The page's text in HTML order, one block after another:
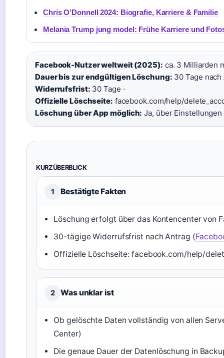
Chris O’Donnell 2024: Biografie, Karriere & Familie
Melania Trump jung model: Frühe Karriere und
Facebook-Nutzer weltweit (2025): ca. 3 Milliarden
Dauer bis zur endgültigen Löschung: 30 Tage nach
Widerrufsfrist: 30 Tage ·
Offizielle Löschseite: facebook.com/help/
Löschung über App möglich: Ja, über
KURZÜBERBLICK
1 Bestätigte Fakten
Löschung erfolgt über das Kontencenter von
30-tägige Widerrufsfrist nach Antrag (
Offizielle Löschseite: facebook.com/help/
2 Was unklar ist
Ob gelöschte Daten vollständig von allen
Center)
Die genaue Dauer der Datenlöschung in